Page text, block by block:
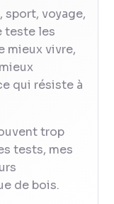
sport, voyage,
teste les
mieux vivre,
qui résiste à
trop
tests, mes
de bois.